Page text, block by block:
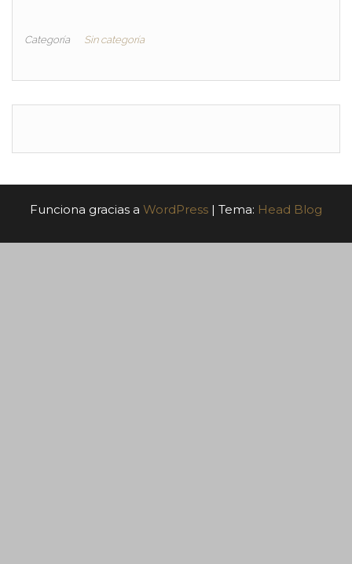
Categoría Sin categoría
Funciona gracias a WordPress | Tema: Head Blog